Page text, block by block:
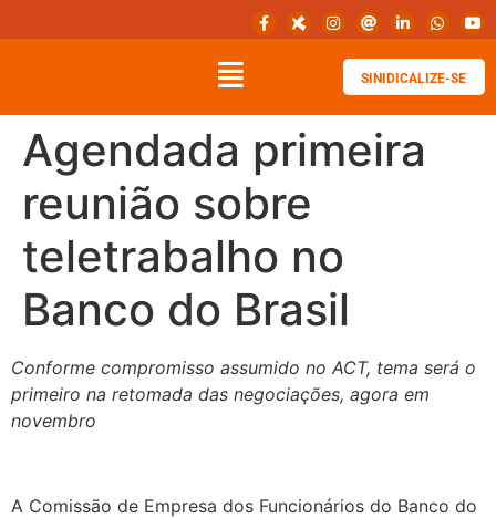
SINIDICALIZE-SE
Agendada primeira
reunião sobre
teletrabalho no
Banco do Brasil
Conforme compromisso assumido no ACT, tema será o
primeiro na retomada das negociações, agora em
novembro
A Comissão de Empresa dos Funcionários do Banco do